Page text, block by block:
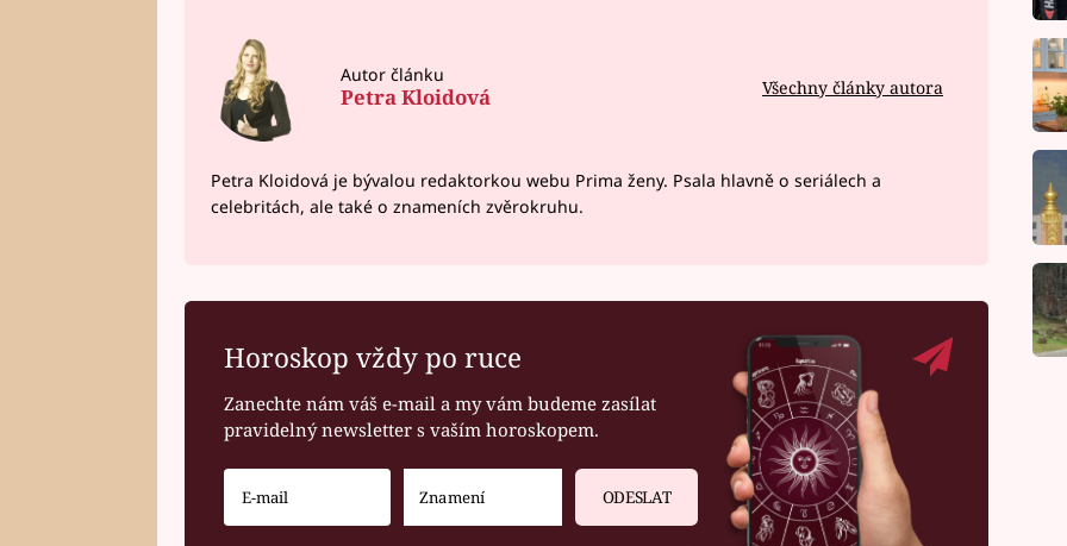
Autor článku
Petra Kloidová Všechny články autora
Petra Kloidová je bývalou redaktorkou webu Prima ženy. Psala hlavně o seriálech a
celebritách, ale také o znameních zvěrokruhu.
Horoskop vždy po ruce
Zanechte nám váš e-mail a my vám budeme zasílat
pravidelný newsletter s vaším horoskopem.
ODESLAT